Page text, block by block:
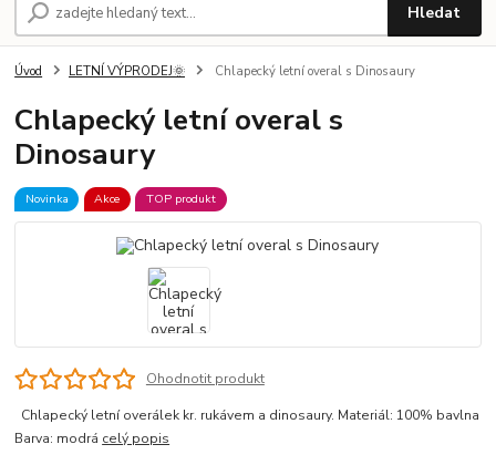
Hledat
Úvod LETNÍ VÝPRODEJ🌞 Chlapecký letní overal s Dinosaury
Chlapecký letní overal s
Dinosaury
Novinka Akce TOP produkt
Ohodnotit produkt
Chlapecký letní overálek kr. rukávem a dinosaury. Materiál: 100% bavlna
Barva: modrá celý popis